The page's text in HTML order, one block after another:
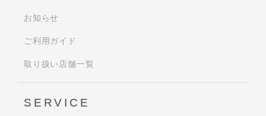
お知らせ
ご利用ガイド
取り扱い店舗一覧
SERVICE